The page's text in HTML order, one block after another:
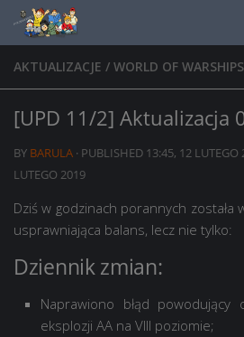
Skip to content
AKTUALIZACJE / WORLD OF WARSHIPS
[UPD 11/2] Aktualizacja
BY BARULA · PUBLISHED 13:45, 12 LUTEGO
LUTEGO 2019
Dziś w godzinach porannych została
usprawniająca balans, lecz nie tylko:
Dziennik zmian:
Naprawiono błąd
eksplozji AA na VIII poziomie;